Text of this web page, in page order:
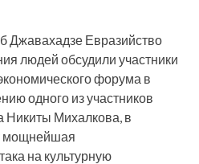
Евразийство
людей обсудили участники
форума в
одного из участников
Никиты Михалкова, в
мощнейшая
на культурную